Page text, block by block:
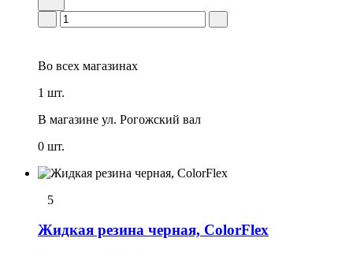
Во всех магазинах
1 шт.
В магазине ул. Рогожский вал
0 шт.
5
Жидкая резина черная, ColorFlex